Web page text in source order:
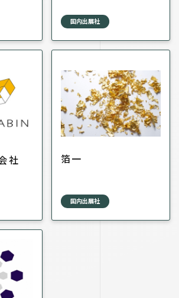
国内出展社
社 箔一
国内出展社